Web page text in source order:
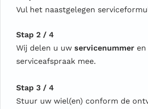
Vul het naastgelegen
Stap 2 / 4
Wij delen u uw servicenummer
serviceafspraak mee.
Stap 3 / 4
Stuur uw wiel(en) conform de